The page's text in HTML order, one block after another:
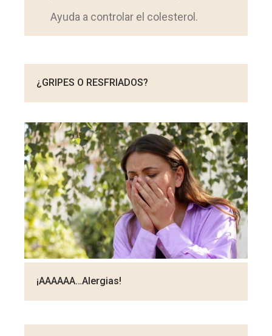
Ayuda a controlar el colesterol.
¿GRIPES O RESFRIADOS?
¡AAAAAA…Alergias!